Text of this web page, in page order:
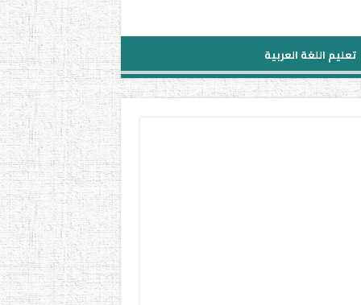
تعليم اللغة العربية